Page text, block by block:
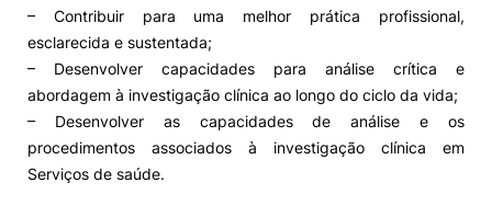
– Contribuir para uma melhor prática profissional,
esclarecida e sustentada;
– Desenvolver capacidades para análise crítica e
abordagem à investigação clínica ao longo do ciclo da vida;
– Desenvolver as capacidades de análise e os
procedimentos associados à investigação clínica em
Serviços de saúde.